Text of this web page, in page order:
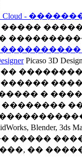
Cloud -
�����
Picaso 3D
�
��������
Blender, 3ds
�����
��������